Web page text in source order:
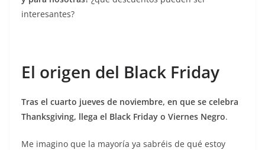
interesantes?
El origen del Black Friday
Tras el cuarto jueves de noviembre, en que se celebra
Thanksgiving, llega el Black Friday o Viernes Negro.
Me imagino que la mayoría ya sabréis de qué estoy